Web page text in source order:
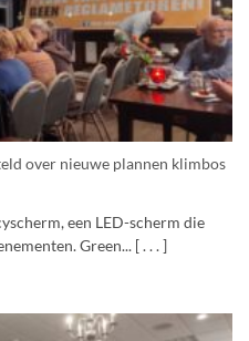
over nieuwe plannen klimbos
een LED-scherm die
Green... [ . . . ]